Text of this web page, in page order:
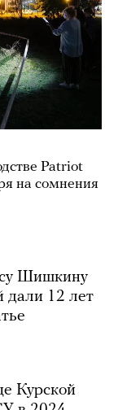
Patriot
на сомнения
Шишкину
дали 12 лет
Курской